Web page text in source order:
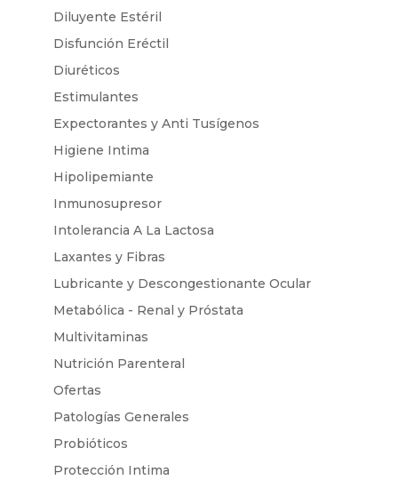
Diluyente Estéril
Disfunción Eréctil
Diuréticos
Estimulantes
Expectorantes y Anti Tusígenos
Higiene Intima
Hipolipemiante
Inmunosupresor
Intolerancia A La Lactosa
Laxantes y Fibras
Lubricante y Descongestionante Ocular
Metabólica - Renal y Próstata
Multivitaminas
Nutrición Parenteral
Ofertas
Patologías Generales
Probióticos
Protección Intima